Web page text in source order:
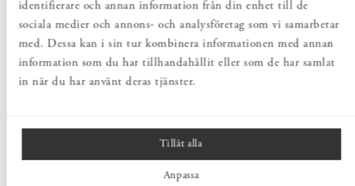
identifierare och annan information från din enhet till de
sociala medier och annons- och analysföretag som vi samarbetar
med. Dessa kan i sin tur kombinera informationen med annan
information som du har tillhandahållit eller som de har samlat
in när du har använt deras tjänster.
Tillåt alla
Anpassa